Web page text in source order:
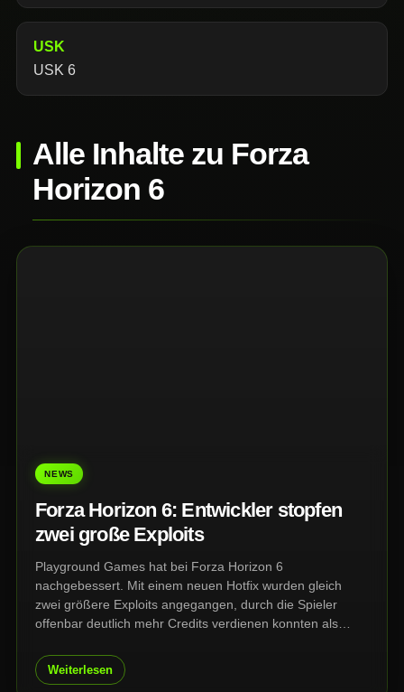
USK
USK 6
Alle Inhalte zu Forza
Horizon 6
NEWS
Forza Horizon 6: Entwickler stopfen
zwei große Exploits
Playground Games hat bei Forza Horizon 6
nachgebessert. Mit einem neuen Hotfix wurden gleich
zwei größere Exploits angegangen, durch die Spieler
offenbar deutlich mehr Credits verdienen konnten als
Weiterlesen